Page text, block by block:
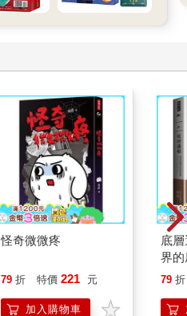
怪奇微微疼
79 折 特價 221 元
加入購物車
底
界
79 折